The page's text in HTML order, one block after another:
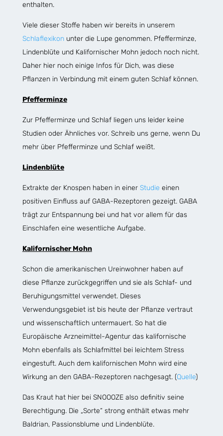
enthalten.
Viele dieser Stoffe haben wir bereits in unserem
Schlaflexikonunter die Lupe genommen. Pfefferminze,
Lindenblüte und Kalifornischer Mohn jedoch noch nicht.
Daher hier noch einige Infos für Dich, was diese
Pflanzen in Verbindung mit einem guten Schlaf können.
Pfefferminze
Zur Pfefferminze und Schlaf liegen uns leider keine
Studien oder Ähnliches vor. Schreib uns gerne, wenn Du
mehr über Pfefferminze und Schlaf weißt.
Lindenblüte
Extrakte der Knospen haben in einer Studie einen
positiven Einfluss auf GABA-Rezeptoren gezeigt. GABA
trägt zur Entspannung bei und hat vor allem für das
Einschlafen eine wesentliche Aufgabe.
Kalifornischer Mohn
Schon die amerikanischen Ureinwohner haben auf
diese Pflanze zurückgegriffen und sie als Schlaf- und
Beruhigungsmittel verwendet. Dieses
Verwendungsgebiet ist bis heute der Pflanze vertraut
und wissenschaftlich untermauert. So hat die
Europäische Arzneimittel-Agentur das kalifornische
Mohn ebenfalls als Schlafmittel bei leichtem Stress
eingestuft. Auch dem kalifornischen Mohn wird eine
Wirkung an den GABA-Rezeptoren nachgesagt. (Quelle)
Das Kraut hat hier bei SNOOOZE also definitiv seine
Berechtigung. Die „Sorte“ strong enthält etwas mehr
Baldrian, Passionsblume und Lindenblüte.